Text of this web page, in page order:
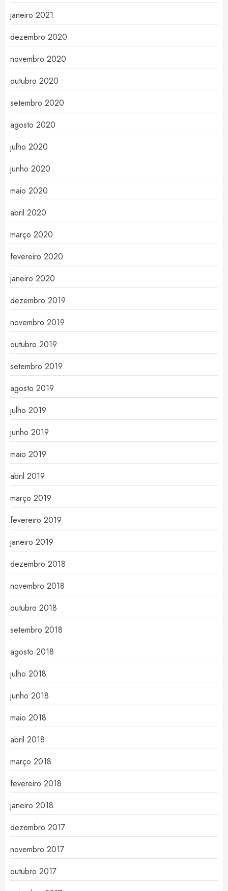
janeiro 2021
dezembro 2020
novembro 2020
outubro 2020
setembro 2020
agosto 2020
julho 2020
junho 2020
maio 2020
abril 2020
março 2020
fevereiro 2020
janeiro 2020
dezembro 2019
novembro 2019
outubro 2019
setembro 2019
agosto 2019
julho 2019
junho 2019
maio 2019
abril 2019
março 2019
fevereiro 2019
janeiro 2019
dezembro 2018
novembro 2018
outubro 2018
setembro 2018
agosto 2018
julho 2018
junho 2018
maio 2018
abril 2018
março 2018
fevereiro 2018
janeiro 2018
dezembro 2017
novembro 2017
outubro 2017